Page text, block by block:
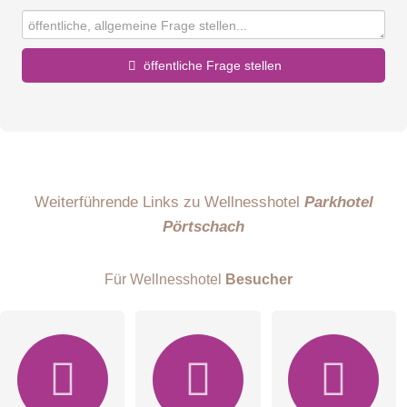
öffentliche Frage stellen
Weiterführende Links zu Wellnesshotel Parkhotel
Pörtschach
Für Wellnesshotel Besucher